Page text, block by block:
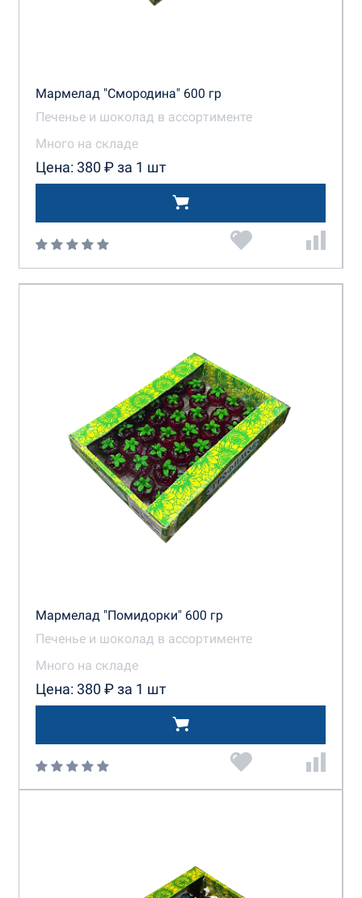
Мармелад "Смородина" 600 гр
Печенье и шоколад в ассортименте
Много на складе
Цена: 380 ₽ за 1 шт
Мармелад "Помидорки" 600 гр
Печенье и шоколад в ассортименте
Много на складе
Цена: 380 ₽ за 1 шт